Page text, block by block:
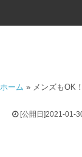
ホーム » メンズもOK
[公開日]2021-01-